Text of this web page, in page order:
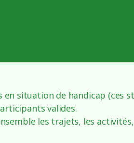
situation de handicap (ces
valides.
les trajets, les